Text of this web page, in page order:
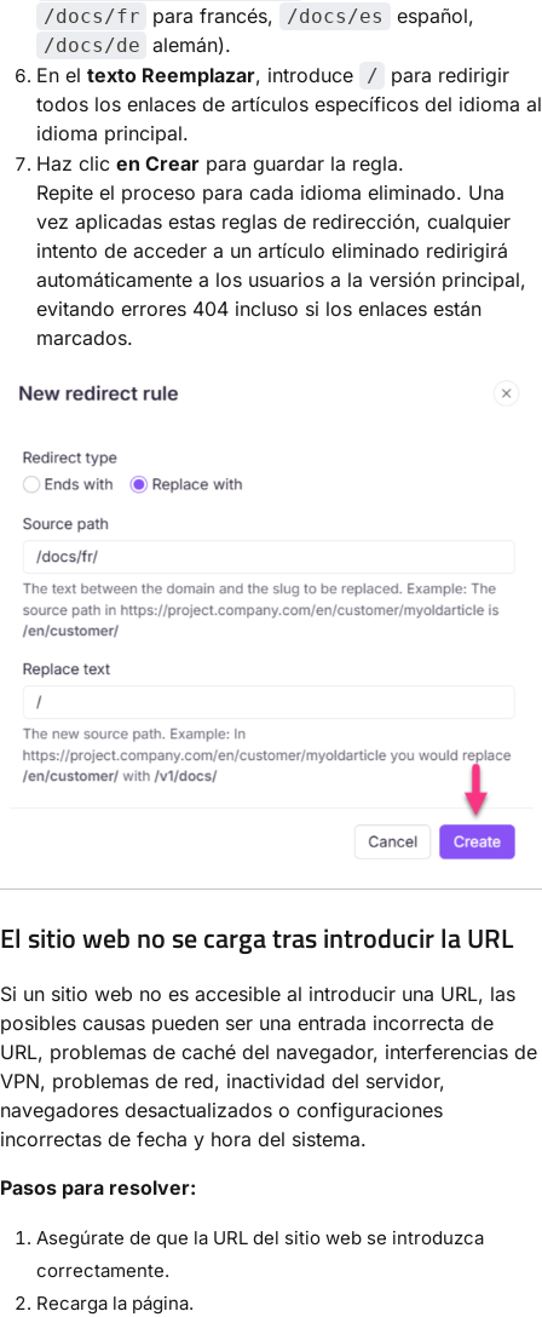
/docs/fr para francés, /docs/es español,
/docs/de alemán).
En el texto Reemplazar, introduce /
para redirigir
todos los enlaces de artículos específicos del idioma al
idioma principal.
Haz clic en Crear para guardar la regla.
Repite el proceso para cada idioma eliminado. Una
vez aplicadas estas reglas de redirección, cualquier
intento de acceder a un artículo eliminado redirigirá
automáticamente a los usuarios a la versión principal,
evitando errores 404 incluso si los enlaces están
marcados.
El sitio web no se carga tras introducir la URL
Si un sitio web no es accesible al introducir una URL, las
posibles causas pueden ser una entrada incorrecta de
URL, problemas de caché del navegador, interferencias de
VPN, problemas de red, inactividad del servidor,
navegadores desactualizados o configuraciones
incorrectas de fecha y hora del sistema.
Pasos para resolver:
Asegúrate de que la URL del sitio web se introduzca
correctamente.
Recarga la página.